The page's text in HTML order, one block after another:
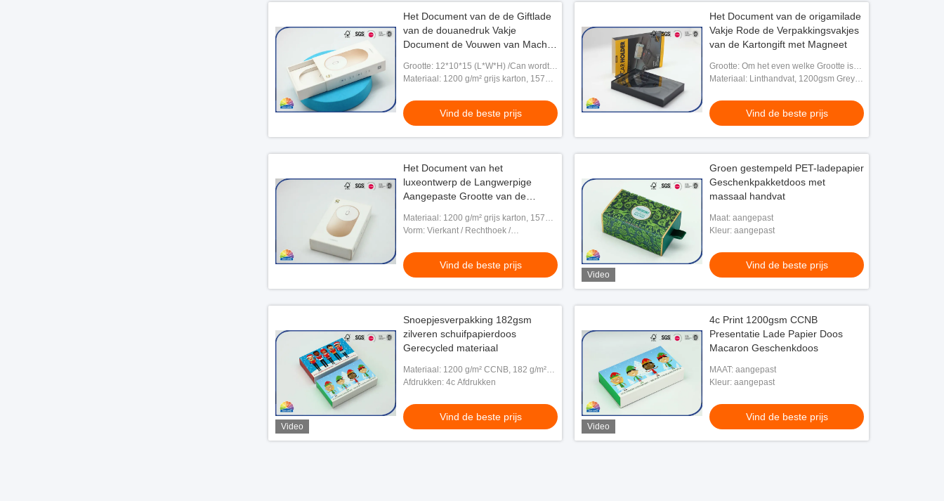
Het Document van de de Giftlade
van de douanedruk Vakje
Document de Vouwen van Mache
Grootte: 12*10*15 (L*W*H) /Can wordt
aangepast
Materiaal: 1200 g/m² grijs karton, 157
Vind de beste prijs
Het Document van de origamilade
Vakje Rode de Verpakkingsvakjes
van de Kartongift met Magneet
Grootte: Om het even welke Grootte is
Beschikbaar
Materiaal: Linthandvat, 1200gsm Grey
Document van 157gsm
Vind de beste prijs
Het Document van het
luxeontwerp de Langwerpige
Aangepaste Grootte van de
Materiaal: 1200 g/m² grijs karton, 157
g/m² gecoat papier
Vorm: Vierkant / Rechthoek /
Vind de beste prijs
Video
Groen gestempeld PET-ladepapier
Geschenkpakketdoos met
massaal handvat
Maat: aangepast
Kleur: aangepast
Vind de beste prijs
Video
Snoepjesverpakking 182gsm
zilveren schuifpapierdoos
Gerecycled materiaal
Materiaal: 1200 g/m² CCNB, 182 g/m²
zilverpapier, 350 g/m² gecoat papier
Afdrukken: 4c Afdrukken
Vind de beste prijs
Video
4c Print 1200gsm CCNB
Presentatie Lade Papier Doos
Macaron Geschenkdoos
MAAT: aangepast
Kleur: aangepast
Vind de beste prijs